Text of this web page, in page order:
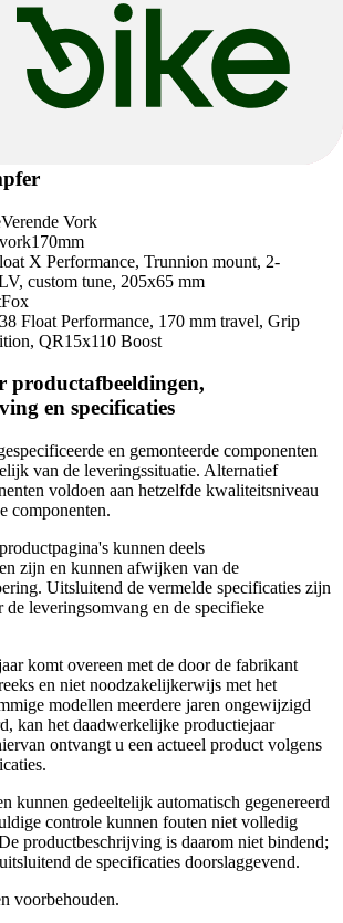
Verende Vork
170mm
X Performance, Trunnion mount, 2-
custom tune, 205x65 mm
Fox
Float Performance, 170 mm travel, Grip
QR15x110 Boost
productafbeeldingen,
en specificaties
en gemonteerde componenten
van de leveringssituatie. Alternatief
voldoen aan hetzelfde kwaliteitsniveau
componenten.
kunnen deels
zijn en kunnen afwijken van de
Uitsluitend de vermelde specificaties zijn
de leveringsomvang en de specifieke
komt overeen met de door de fabrikant
en niet noodzakelijkerwijs met het
modellen meerdere jaren ongewijzigd
kan het daadwerkelijke productiejaar
ontvangt u een actueel product volgens
kunnen gedeeltelijk automatisch gegenereerd
controle kunnen fouten niet volledig
productbeschrijving is daarom niet bindend;
de specificaties doorslaggevend.
voorbehouden.